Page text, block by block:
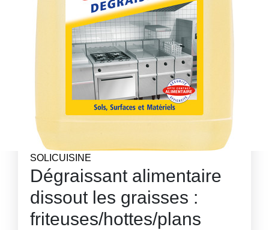
SOLICUISINE
Dégraissant alimentaire
dissout les graisses :
friteuses/hottes/plans